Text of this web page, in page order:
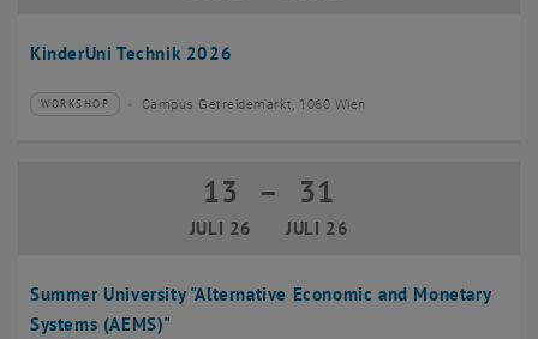
KinderUni Technik 2026
Veranstaltungstyp:
WORKSHOP
Veranstaltungsort:Campus Getreidemarkt, 1060 Wien
Summer University "Alternative Economic and Monetary
Systems (AEMS)"
13
JULI 26
13 Juli 2026 bis 31 Juli 2026
– 31
JULI 26